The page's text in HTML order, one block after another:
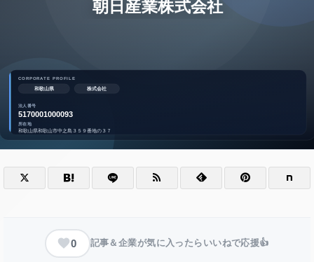
0 記事＆企業が気に入ったらいいねで応援👍